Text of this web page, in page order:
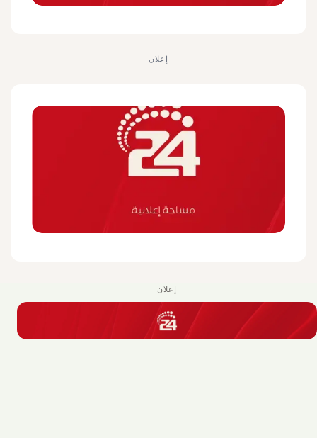
إعلان
إعلان